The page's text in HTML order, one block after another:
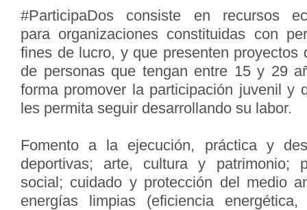
#ParticipaDos consiste en recursos
para organizaciones constituidas con
fines de lucro, y que presenten proyectos
de personas que tengan entre 15 y 29
forma promover la participación juvenil y
les permita seguir desarrollando su labor.
Fomento a la ejecución, práctica y
deportivas; arte, cultura y patrimonio;
social; cuidado y protección del medio
energías limpias (eficiencia